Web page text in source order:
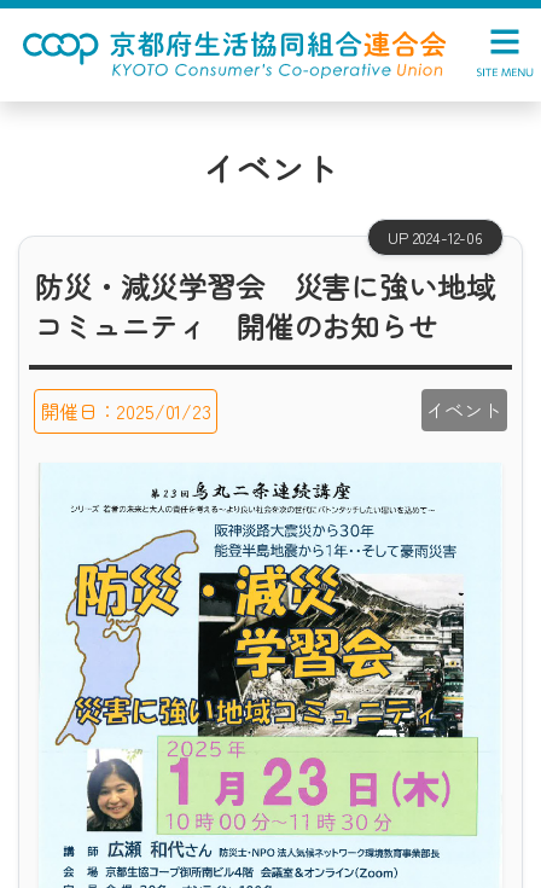
イベント
防災・減災学習会 災害に強い地域
コミュニティ 開催のお知らせ
UP 2024-12-06
開催日：2025/01/23 イベント